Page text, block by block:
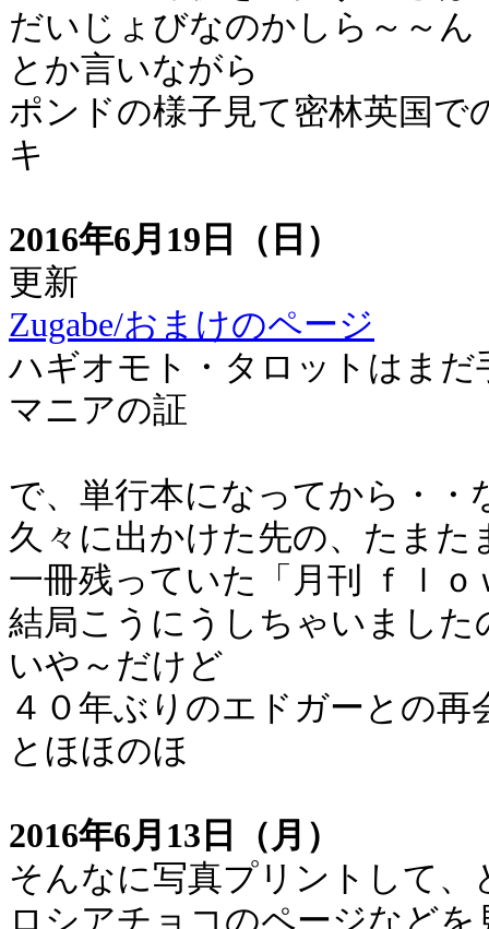
だいじょびなのかしら～～ん
とか言いながら
ポンドの様子見て密林英国
キ
2016年6月19日（日）
更新
Zugabe/おまけのページ
ハギオモト・タロットはま
マニアの証
で、単行本になってから・
久々に出かけた先の、たまた
一冊残っていた「月刊 ｆｌ
結局こうにうしちゃいました
いや～だけど
４０年ぶりのエドガーとの
とほほのほ
2016年6月13日（月）
そんなに写真プリントして
ロシアチョコのページなど